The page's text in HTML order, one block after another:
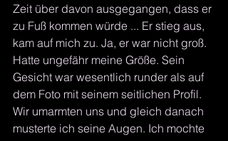
Zeit über davon ausgegangen, dass er
zu Fuß kommen würde ... Er stieg aus,
kam auf mich zu. Ja, er war nicht groß.
Hatte ungefähr meine Größe. Sein
Gesicht war wesentlich runder als auf
dem Foto mit seinem seitlichen Profil.
Wir umarmten uns und gleich danach
musterte ich seine Augen. Ich mochte